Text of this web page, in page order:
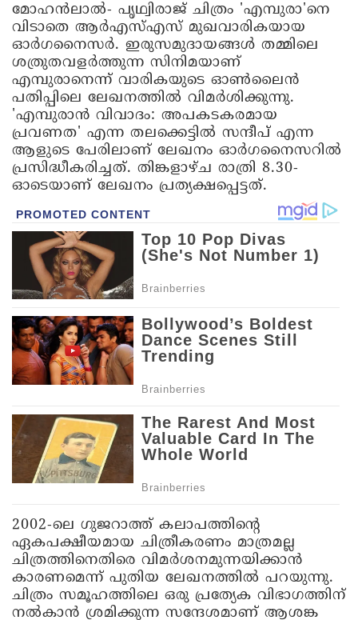
മോഹന്‍ലാല്‍- പൃഥ്വിരാജ് ചിത്രം 'എമ്പുരാ'നെ
വിടാതെ ആര്‍എസ്എസ് മുഖവാരികയായ
ഓര്‍ഗനൈസര്‍. ഇരുസമുദായങ്ങള്‍ തമ്മിലെ
ശത്രുതവളര്‍ത്തുന്ന സിനിമയാണ്
എമ്പുരാനെന്ന് വാരികയുടെ ഓണ്‍ലൈന്‍
പതിപ്പിലെ ലേഖനത്തില്‍ വിമര്‍ശിക്കുന്നു.
'എമ്പുരാന്‍ വിവാദം: അപകടകരമായ
പ്രവണത' എന്ന തലക്കെട്ടില്‍ സന്ദീപ് എന്ന
ആളുടെ പേരിലാണ് ലേഖനം ഓര്‍ഗനൈസറില്‍
പ്രസിദ്ധീകരിച്ചത്. തിങ്കളാഴ്ച രാത്രി 8.30-
ഓടെയാണ് ലേഖനം പ്രത്യക്ഷപ്പെട്ടത്.
2002-ലെ ഗുജറാത്ത് കലാപത്തിന്റെ
ഏകപക്ഷീയമായ ചിത്രീകരണം മാത്രമല്ല
ചിത്രത്തിനെതിരെ വിമര്‍ശനമുന്നയിക്കാന്‍
കാരണമെന്ന് പുതിയ ലേഖനത്തില്‍ പറയുന്നു.
ചിത്രം സമൂഹത്തിലെ ഒരു പ്രത്യേക വിഭാഗത്തിന്
നല്‍കാന്‍ ശ്രമിക്കുന്ന സന്ദേശമാണ് ആശങ്ക